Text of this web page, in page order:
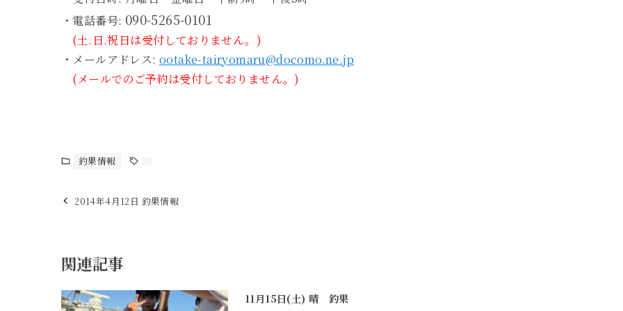
・電話番号: 090-5265-0101
(土.日.祝日は受付しておりません。)
・メールアドレス: ootake-tairyomaru@docomo.ne.jp
(メールでのご予約は受付しておりません。)
釣果情報
2014年4月12日 釣果情報
関連記事
11月15日(土) 晴 釣果